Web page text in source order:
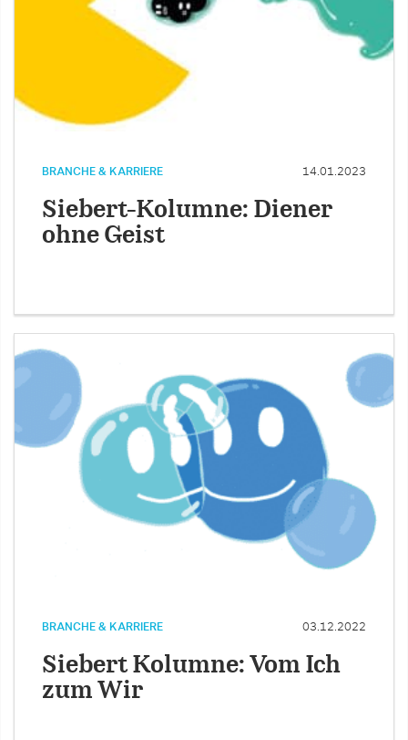
BRANCHE & KARRIERE 14.01.2023
Siebert-Kolumne: Diener
ohne Geist
BRANCHE & KARRIERE 03.12.2022
Siebert Kolumne: Vom Ich
zum Wir